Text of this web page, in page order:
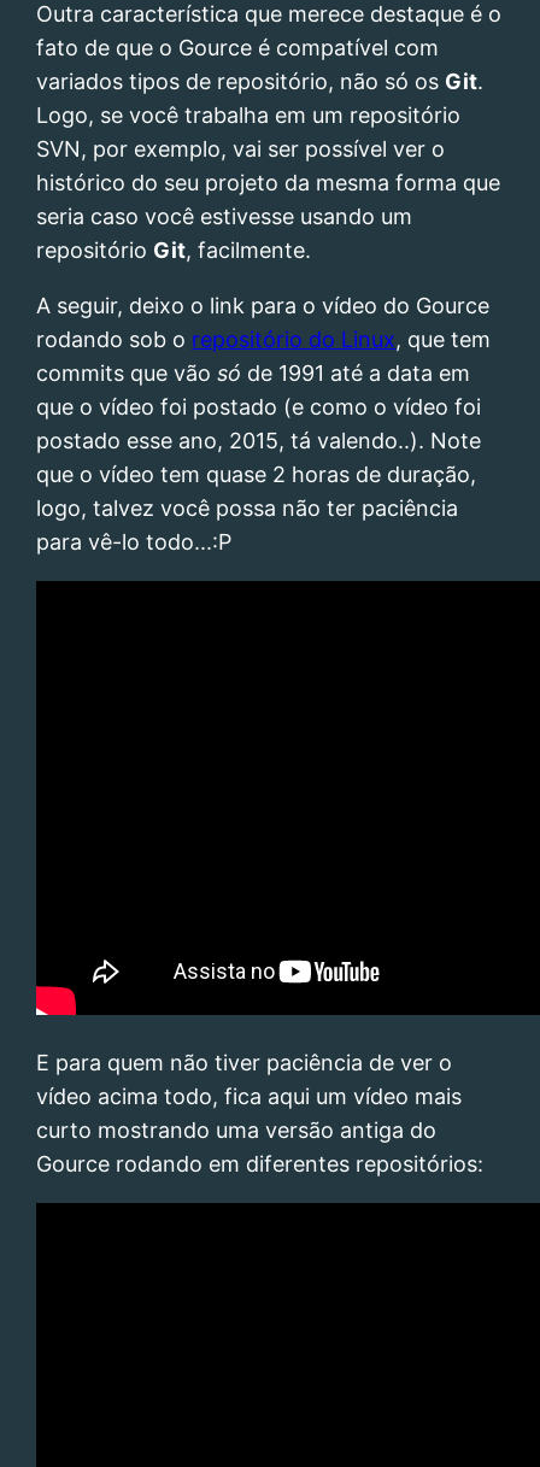
Outra característica que merece destaque é o
fato de que o Gource é compatível com
variados tipos de repositório, não só os Git.
Logo, se você trabalha em um repositório
SVN, por exemplo, vai ser possível ver o
histórico do seu projeto da mesma forma que
seria caso você estivesse usando um
repositório Git, facilmente.
A seguir, deixo o link para o vídeo do Gource
rodando sob o repositório do Linux, que tem
commits que vãosó de 1991 até a data em
que o vídeo foi postado (e como o vídeo foi
postado esse ano, 2015, tá valendo..). Note
que o vídeo tem quase 2 horas de duração,
logo, talvez você possa não ter paciência
para vê-lo todo...:P
E para quem não tiver paciência de ver o
vídeo acima todo, fica aqui um vídeo mais
curto mostrando uma versão antiga do
Gource rodando em diferentes repositórios: